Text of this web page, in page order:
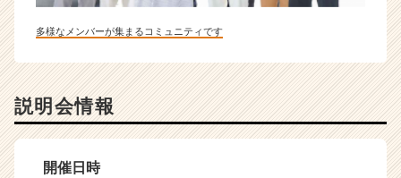
多様なメンバーが集まるコミュニティです
説明会情報
開催日時